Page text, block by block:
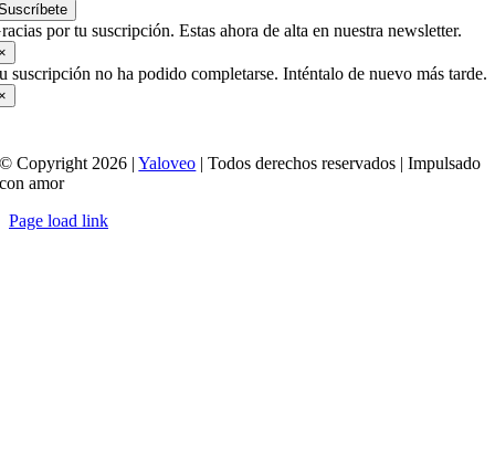
por tu suscripción. Estas ahora de alta en nuestra newsletter.
suscripción no ha podido completarse. Inténtalo de nuevo más tarde.
© Copyright 2026 |Yaloveo | Todos derechos reservados | Impulsado
con amor
Page load link